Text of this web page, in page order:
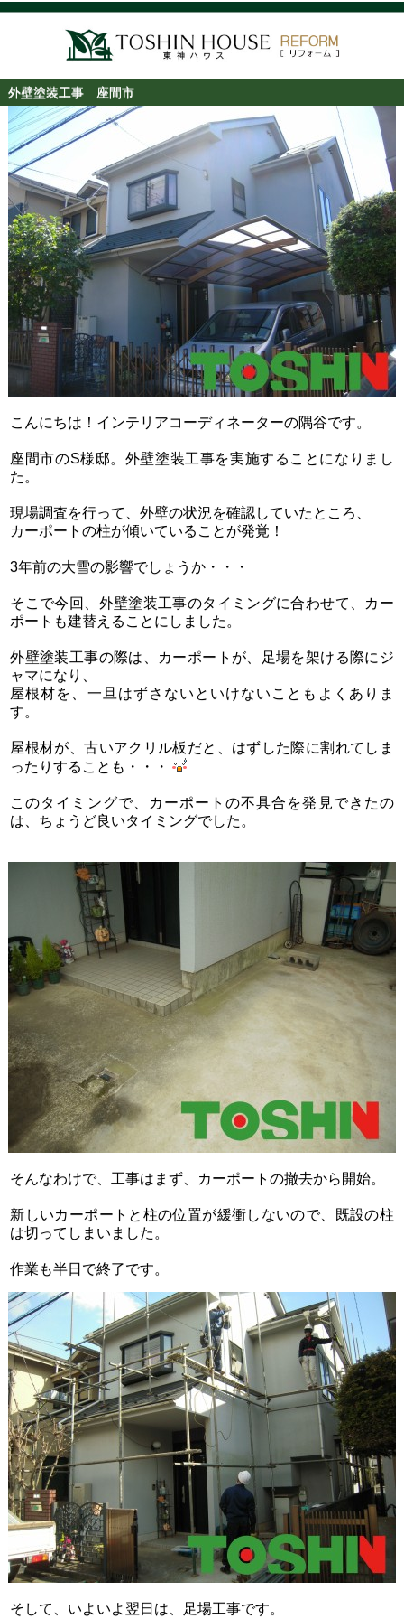
外壁塗装工事 座間市
こんにちは！インテリアコーディネーターの隅谷です。
座間市のS様邸。外壁塗装工事を実施することになりまし
た。
現場調査を行って、外壁の状況を確認していたところ、
カーポートの柱が傾いていることが発覚！
3年前の大雪の影響でしょうか・・・
そこで今回、外壁塗装工事のタイミングに合わせて、カー
ポートも建替えることにしました。
外壁塗装工事の際は、カーポートが、足場を架ける際にジ
ャマになり、
屋根材を、一旦はずさないといけないこともよくありま
す。
屋根材が、古いアクリル板だと、はずした際に割れてしま
ったりすることも・・・
このタイミングで、カーポートの不具合を発見できたの
は、ちょうど良いタイミングでした。
そんなわけで、工事はまず、カーポートの撤去から開始。
新しいカーポートと柱の位置が緩衝しないので、既設の柱
は切ってしまいました。
作業も半日で終了です。
そして、いよいよ翌日は、足場工事です。